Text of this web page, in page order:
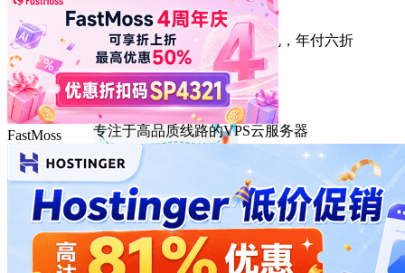
HostEase
性能出众的高性价比美国主机，年付六折
DMIT
专注于高品质线路的VPS云服务器
FastMoss